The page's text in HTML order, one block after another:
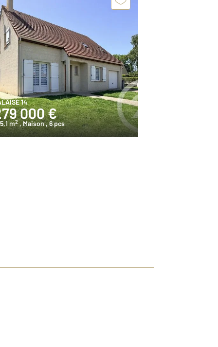
14
000 €
m2 , Maison, 6 pcs